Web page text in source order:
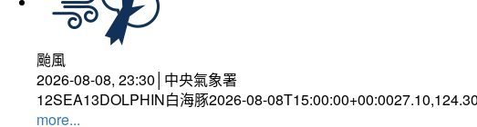
颱風
2026-08-08, 23:30│中央氣象署
12SEA13DOLPHIN白海豚2026-08-
more...